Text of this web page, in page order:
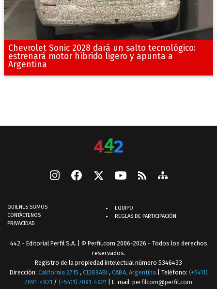
Chevrolet Sonic 2028 dará un salto tecnológico:
estrenará motor híbrido ligero y apunta a
Argentina
QUIENES SOMOS
CONTÁCTENOS
PRIVACIDAD
EQUIPO
REGLAS DE PARTICIPACIÓN
442 - Editorial Perfil S.A. | © Perfil.com 2006-2026 - Todos los derechos
reservados.
Registro de la propiedad intelectual número 5346433
Dirección: California 2715 , C1289ABI , CABA, Argentina | Teléfono: (+5411)
7091-4921 / (+5411) 7091-4921 | E-mail: perfilcom@perfil.com